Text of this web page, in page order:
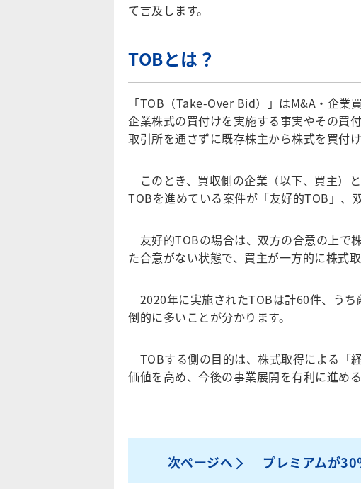
て言及します。
TOBとは？
「TOB（Take-Over Bid）」はM&A・企業
企業株式の買付けを実施する事実やその買
取引所を通さずに既存株主から株式を買付け
このとき、買収側の企業（以下、買主）
TOBを進めている案件が「友好的TOB」、
友好的TOBの場合は、双方の合意の上で
た合意がない状態で、買主が一方的に株式
2020年に実施されたTOBは計60件、う
倒的に多いことが分かります。
TOBする側の目的は、株式取得による「
価値を高め、今後の事業展開を有利に進め
次ページへ プレミアムが